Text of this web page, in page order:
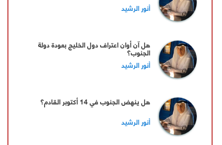
أنور الرشيد
هل آن أوان اعتراف دول الخليج بعودة دولة
الجنوب؟
أنور الرشيد
هل ينهض الجنوب في 14 أكتوبر القادم؟
أنور الرشيد